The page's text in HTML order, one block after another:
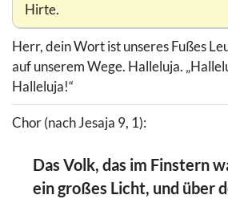
Hirte.
Herr, dein Wort ist unseres Fußes
auf unserem Wege. Halleluja.
Halleluja!“
Chor (nach Jesaja 9, 1):
Das Volk, das im Finstern
ein großes Licht, und über